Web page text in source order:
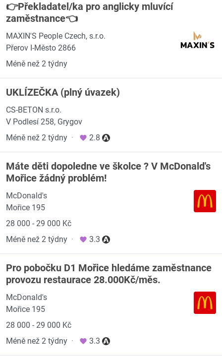
👉Překladatel/ka pro anglicky mluvící
zaměstnance👈
MAXIN'S People Czech, s.r.o.
Přerov I-Město 2866
Méně než 2 týdny
UKLÍZEČKA (plný úvazek)
CS-BETON s.r.o.
V Podlesí 258, Grygov
Méně než 2 týdny · 2.8
Máte děti dopoledne ve školce ? V McDonald's
Mořice žádný problém!
McDonald's
Mořice 195
28 000 - 29 000 Kč
Méně než 2 týdny · 3.3
Pro pobočku D1 Mořice hledáme zaměstnance
provozu restaurace 28.000Kč/měs.
McDonald's
Mořice 195
28 000 - 29 000 Kč
Méně než 2 týdny · 3.3